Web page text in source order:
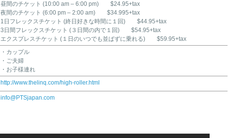
昼間のチケット (10:00 am – 6:00 pm) $24.95+tax
夜間のチケット (6:00 pm – 2:00 am) $34.995+tax
1日フレックスチケット (終日好きな時間に１回) $44.95+tax
3日間フレックスチケット (３日間の内で１回) $54.95+tax
エクスプレスチケット (１日のいつでも並ばずに乗れる) $59.95+tax
・カップル
・ご夫婦
・お子様連れ
http://www.thelinq.com/high-roller.html
info@PTSjapan.com